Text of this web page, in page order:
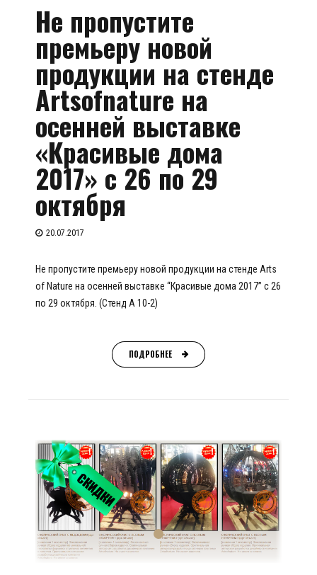
Не пропустите
премьеру новой
продукции на стенде
Artsofnature на
осенней выставке
«Красивые дома
2017» с 26 по 29
октября
20.07.2017
Не пропустите премьеру новой продукции на стенде Arts
of Nature на осенней выставке “Красивые дома 2017” с 26
по 29 октября. (Стенд А 10-2)
ПОДРОБНЕЕ